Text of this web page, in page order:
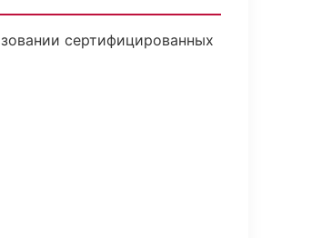
сертифицированных